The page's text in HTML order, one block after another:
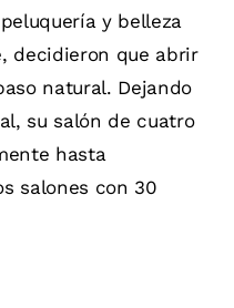
y belleza
decidieron que abrir
natural. Dejando
su salón de cuatro
hasta
salones con 30